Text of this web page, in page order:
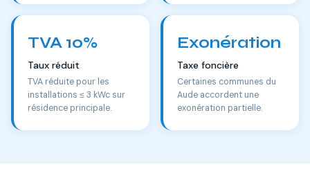
TVA 10%
Taux réduit
TVA réduite pour les
installations ≤ 3 kWc sur
résidence principale.
Exonération
Taxe foncière
Certaines communes du
Aude accordent une
exonération partielle.